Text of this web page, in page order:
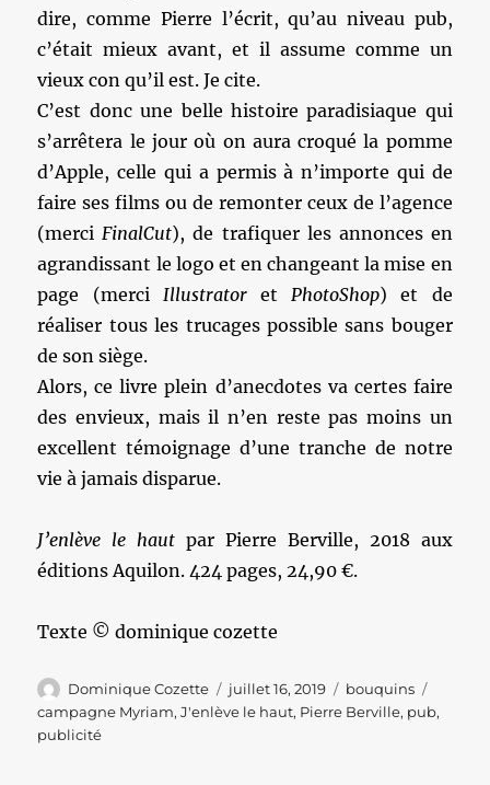
dire, comme Pierre l’écrit, qu’au niveau pub,
c’était mieux avant, et il assume comme un
vieux con qu’il est. Je cite.
C’est donc une belle histoire paradisiaque qui
s’arrêtera le jour où on aura croqué la pomme
d’Apple, celle qui a permis à n’importe qui de
faire ses films ou de remonter ceux de l’agence
(merciFinalCut), de trafiquer les annonces en
agrandissant le logo et en changeant la mise en
page (merci IllustratoretPhotoShop) et de
réaliser tous les trucages possible sans bouger
de son siège.
Alors, ce livre plein d’anecdotes va certes faire
des envieux, mais il n’en reste pas moins un
excellent témoignage d’une tranche de notre
vie à jamais disparue.
J’enlève le haut par Pierre Berville, 2018 aux
éditions Aquilon. 424 pages, 24,90 €.
Texte © dominique cozette
Auteur
Dominique Cozette
Publié
le
juillet 16, 2019 Catégories
bouquins
campagne Myriam,J'enlève le haut, Pierre Berville, pub,
publicité